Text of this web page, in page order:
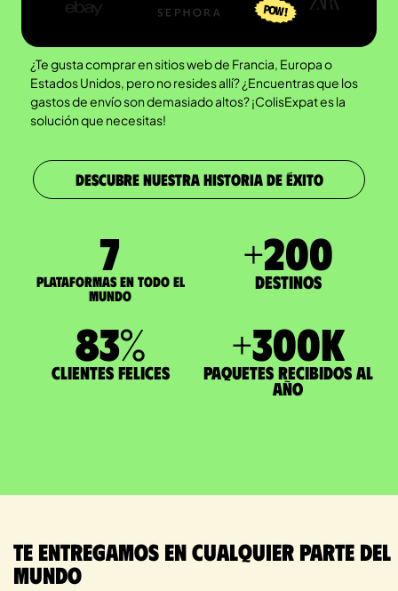
¿Te gusta comprar en sitios web de Francia, Europa o
Estados Unidos, pero no resides allí? ¿Encuentras que los
gastos de envío son demasiado altos? ¡ColisExpat es la
solución que necesitas!
DESCUBRE NUESTRA HISTORIA DE ÉXITO
7
Plataformas en todo el
mundo
+200
Destinos
83%
Clientes felices
+300K
paquetes recibidos al
año
Te entregamos en cualquier parte del
mundo